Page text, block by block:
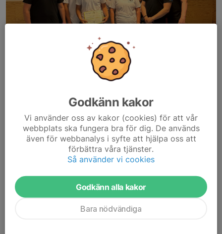
Godkända elever efter väl utfört test! Bild 1: P1, P4 & P5; Bild 2: P2 & P3; Bild
3: Diplomutdelning P2 & P3
Upp i ottan
Idag 06:00 lämnade första gänget Falun för att bege sig till
Åkerberga och Krav Maga Roslagen som traditionsenligt bjudit in
till vårterminens test för Practitioner-grader.
Godkänn kakor
Vi använder oss av kakor (cookies) för att vår
webbplats ska fungera bra för dig. De används
även för webbanalys i syfte att hjälpa oss att
förbättra våra tjänster.
Så använder vi cookies
Godkänn alla kakor
Bara nödvändiga